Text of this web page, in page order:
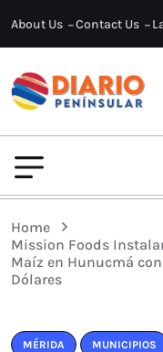
About Us Contact Us
Home
Mission Foods
Maíz en Hunucmá
Dólares
MÉRIDA MUNICIPIOS